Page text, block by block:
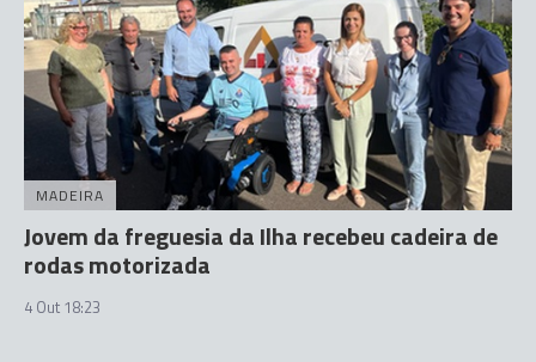
MADEIRA
Jovem da freguesia da Ilha recebeu cadeira de
rodas motorizada
4 Out 18:23